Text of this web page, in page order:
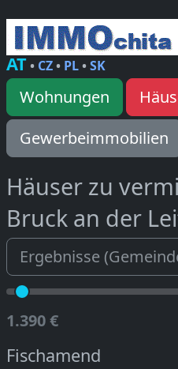
AT• CZ• PL•SK
Wohnungen
Gewerbeimmobilien
Häuser zu
Bruck an der
1.390 €
Fischamend